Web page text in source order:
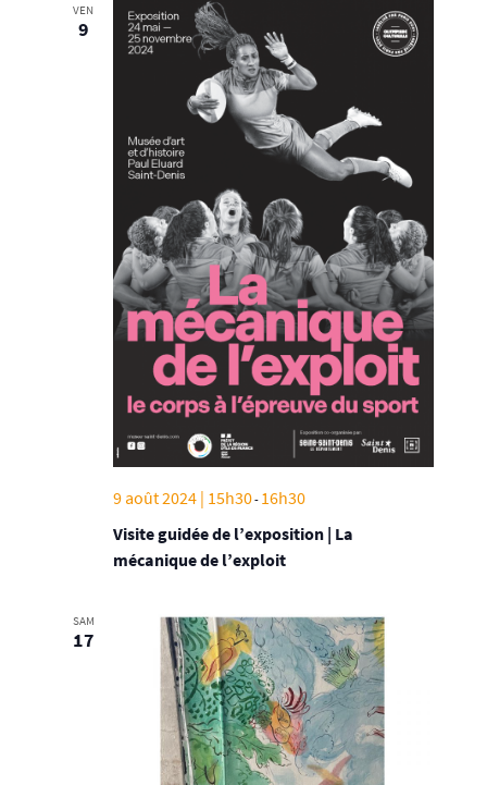
VEN
9
Visite guidée de l’exposition | La
mécanique de l’exploit
9 août 2024 | 15h30- 16h30
SAM
17